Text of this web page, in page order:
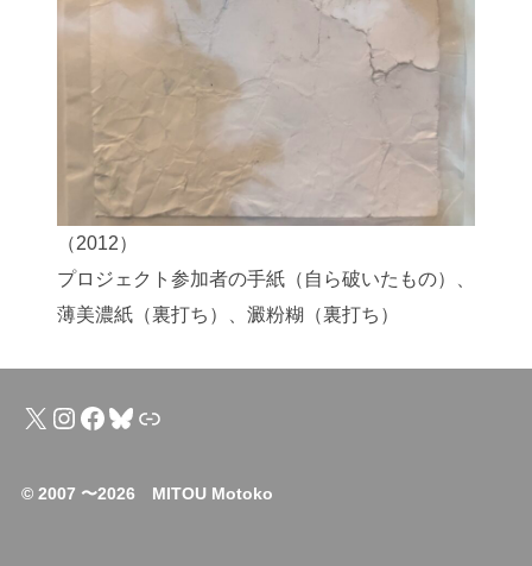
（2012）
プロジェクト参加者の手紙（自ら破いたもの）、
薄美濃紙（裏打ち）、澱粉糊（裏打ち）
X Instagram Facebook Bluesky リンク
© 2007 〜2026 MITOU Motoko